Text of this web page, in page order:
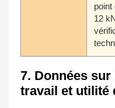
point
12
7. Données
travail et utilité